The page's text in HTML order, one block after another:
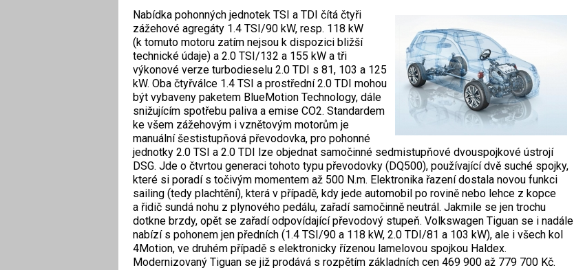
Nabídka pohonných jednotek TSI a TDI čítá čtyři
zážehové agregáty 1.4 TSI/90 kW, resp. 118 kW
(k tomuto motoru zatím nejsou k dispozici bližší
technické údaje) a 2.0 TSI/132 a 155 kW a tři
výkonové verze turbodieselu 2.0 TDI s 81, 103 a 125
kW. Oba čtyřválce 1.4 TSI a prostřední 2.0 TDI mohou
být vybaveny paketem BlueMotion Technology, dále
snižujícím spotřebu paliva a emise CO2. Standardem
ke všem zážehovým i vznětovým motorům je
manuální šestistupňová převodovka, pro pohonné
jednotky 2.0 TSI a 2.0 TDI lze objednat samočinné sedmistupňové dvouspojkové ústrojí
DSG. Jde o čtvrtou generaci tohoto typu převodovky (DQ500), používající dvě suché spojky,
které si poradí s točivým momentem až 500 N.m. Elektronika řazení dostala novou funkci
sailing (tedy plachtění), která v případě, kdy jede automobil po rovině nebo lehce z kopce
a řidič sundá nohu z plynového pedálu, zařadí samočinně neutrál. Jakmile se jen trochu
dotkne brzdy, opět se zařadí odpovídající převodový stupeň. Volkswagen Tiguan se i nadále
nabízí s pohonem jen předních (1.4 TSI/90 a 118 kW, 2.0 TDI/81 a 103 kW), ale i všech kol
4Motion, ve druhém případě s elektronicky řízenou lamelovou spojkou Haldex.
Modernizovaný Tiguan se již prodává s rozpětím základních cen 469 900 až 779 700 Kč.